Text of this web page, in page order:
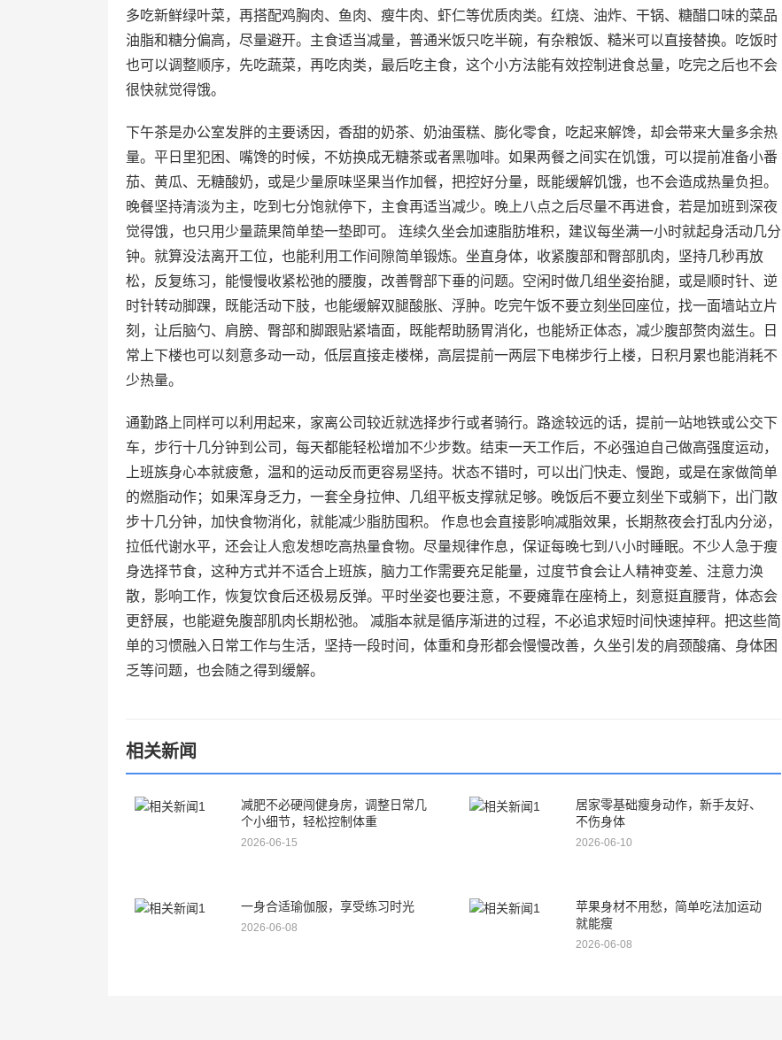
多吃新鲜绿叶菜，再搭配鸡胸肉、鱼肉、瘦牛肉、虾仁等优质肉类。红烧、油炸、干锅、糖醋口味的菜品
油脂和糖分偏高，尽量避开。主食适当减量，普通米饭只吃半碗，有杂粮饭、糙米可以直接替换。吃饭时
也可以调整顺序，先吃蔬菜，再吃肉类，最后吃主食，这个小方法能有效控制进食总量，吃完之后也不会
很快就觉得饿。
下午茶是办公室发胖的主要诱因，香甜的奶茶、奶油蛋糕、膨化零食，吃起来解馋，却会带来大量多余热
量。平日里犯困、嘴馋的时候，不妨换成无糖茶或者黑咖啡。如果两餐之间实在饥饿，可以提前准备小番
茄、黄瓜、无糖酸奶，或是少量原味坚果当作加餐，把控好分量，既能缓解饥饿，也不会造成热量负担。
晚餐坚持清淡为主，吃到七分饱就停下，主食再适当减少。晚上八点之后尽量不再进食，若是加班到深夜
觉得饿，也只用少量蔬果简单垫一垫即可。 连续久坐会加速脂肪堆积，建议每坐满一小时就起身活动几分
钟。就算没法离开工位，也能利用工作间隙简单锻炼。坐直身体，收紧腹部和臀部肌肉，坚持几秒再放
松，反复练习，能慢慢收紧松弛的腰腹，改善臀部下垂的问题。空闲时做几组坐姿抬腿，或是顺时针、逆
时针转动脚踝，既能活动下肢，也能缓解双腿酸胀、浮肿。吃完午饭不要立刻坐回座位，找一面墙站立片
刻，让后脑勺、肩膀、臀部和脚跟贴紧墙面，既能帮助肠胃消化，也能矫正体态，减少腹部赘肉滋生。日
常上下楼也可以刻意多动一动，低层直接走楼梯，高层提前一两层下电梯步行上楼，日积月累也能消耗不
少热量。
通勤路上同样可以利用起来，家离公司较近就选择步行或者骑行。路途较远的话，提前一站地铁或公交下
车，步行十几分钟到公司，每天都能轻松增加不少步数。结束一天工作后，不必强迫自己做高强度运动，
上班族身心本就疲惫，温和的运动反而更容易坚持。状态不错时，可以出门快走、慢跑，或是在家做简单
的燃脂动作；如果浑身乏力，一套全身拉伸、几组平板支撑就足够。晚饭后不要立刻坐下或躺下，出门散
步十几分钟，加快食物消化，就能减少脂肪囤积。 作息也会直接影响减脂效果，长期熬夜会打乱内分泌，
拉低代谢水平，还会让人愈发想吃高热量食物。尽量规律作息，保证每晚七到八小时睡眠。不少人急于瘦
身选择节食，这种方式并不适合上班族，脑力工作需要充足能量，过度节食会让人精神变差、注意力涣
散，影响工作，恢复饮食后还极易反弹。平时坐姿也要注意，不要瘫靠在座椅上，刻意挺直腰背，体态会
更舒展，也能避免腹部肌肉长期松弛。 减脂本就是循序渐进的过程，不必追求短时间快速掉秤。把这些简
单的习惯融入日常工作与生活，坚持一段时间，体重和身形都会慢慢改善，久坐引发的肩颈酸痛、身体困
乏等问题，也会随之得到缓解。
相关新闻
减肥不必硬闯健身房，调整日常几
个小细节，轻松控制体重
2026-06-15
居家零基础瘦身动作，新手友好、
不伤身体
2026-06-10
一身合适瑜伽服，享受练习时光
2026-06-08
苹果身材不用愁，简单吃法加运动
就能瘦
2026-06-08